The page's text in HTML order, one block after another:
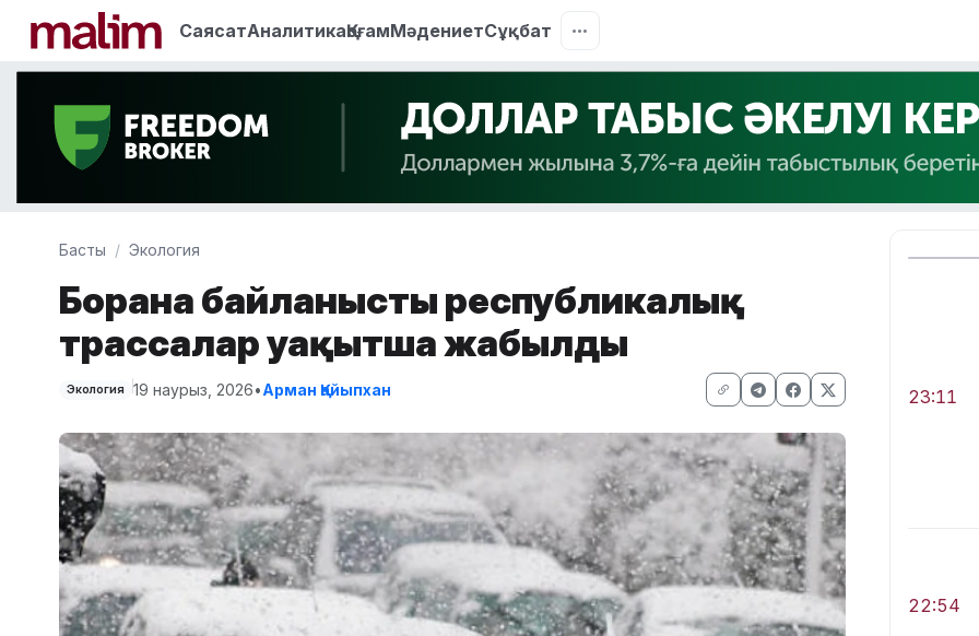
СаясатАналитикаҚоғамМәдениетСұқбат
Басты Экология
Боранға байланысты республикалық
трассалар уақытша жабылды
Экология 19 наурыз, 2026•Арман Қайыпхан 23:11
22:54